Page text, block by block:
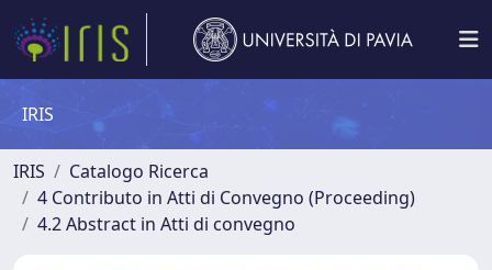
IRIS
IRIS
Catalogo Ricerca
4 Contributo in Atti di Convegno (Proceeding)
4.2 Abstract in Atti di convegno